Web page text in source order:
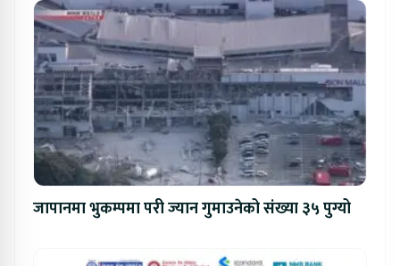
जापानमा भुकम्पमा परी ज्यान गुमाउनेको संख्या ३५ पुग्यो